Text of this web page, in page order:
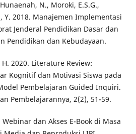
N., Moroki, E.S.G.,
Y. 2018. Manajemen Implementasi
Jenderal Pendidikan Dasar dan
Pendidikan dan Kebudayaan.
2020. Literature Review:
Kognitif dan Motivasi Siswa pada
Pembelajaran Guided Inquiri.
Pembelajarannya, 2(2), 51-59.
dan Akses E-Book di Masa